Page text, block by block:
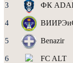
3 ФК
4
5 Benazir
6 FC ALT